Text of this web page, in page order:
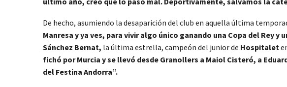
De hecho, asumiendo la desaparición del club en aquella última
Manresa y ya ves, para vivir algo único ganando una Copa del Rey y
Sánchez Bernat, la última estrella, campeón del junior de Hospitalet
fichó por Murcia y se llevó desde Granollers a Maiol Cisteró, a
del Festina Andorra”.